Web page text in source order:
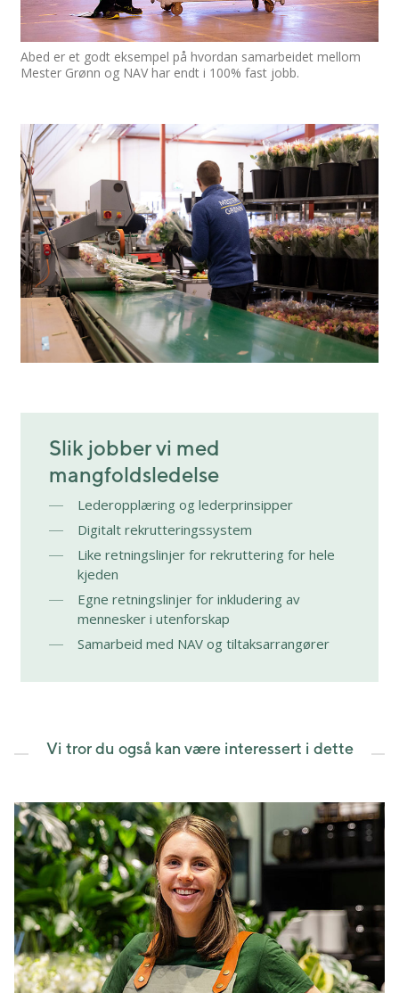
Abed er et godt eksempel på hvordan samarbeidet mellom
Mester Grønn og NAV har endt i 100% fast jobb.
Slik jobber vi med
mangfoldsledelse
Lederopplæring og lederprinsipper
Digitalt rekrutteringssystem
Like retningslinjer for rekruttering for hele
kjeden
Egne retningslinjer for inkludering av
mennesker i utenforskap
Samarbeid med NAV og tiltaksarrangører
Vi tror du også kan være interessert i dette